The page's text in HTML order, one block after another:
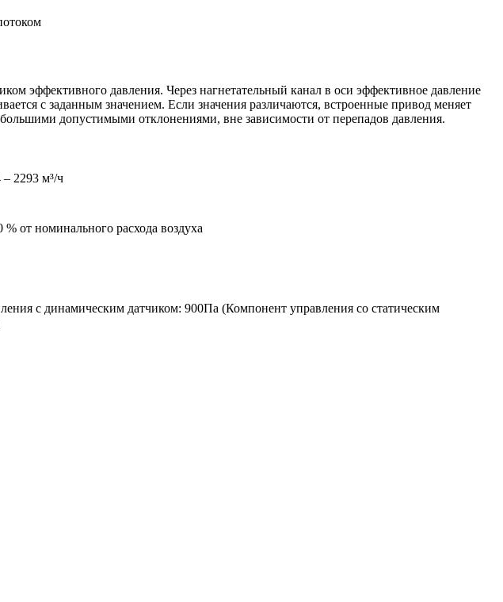
эффективного давления. Через нагнетательный канал в оси эффективное давление
с заданным значением. Если значения различаются, встроенные привод меняет
допустимыми отклонениями, вне зависимости от перепадов давления.
2293 м³/ч
от номинального расхода воздуха
с динамическим датчиком: 900Па (Компонент управления со статическим